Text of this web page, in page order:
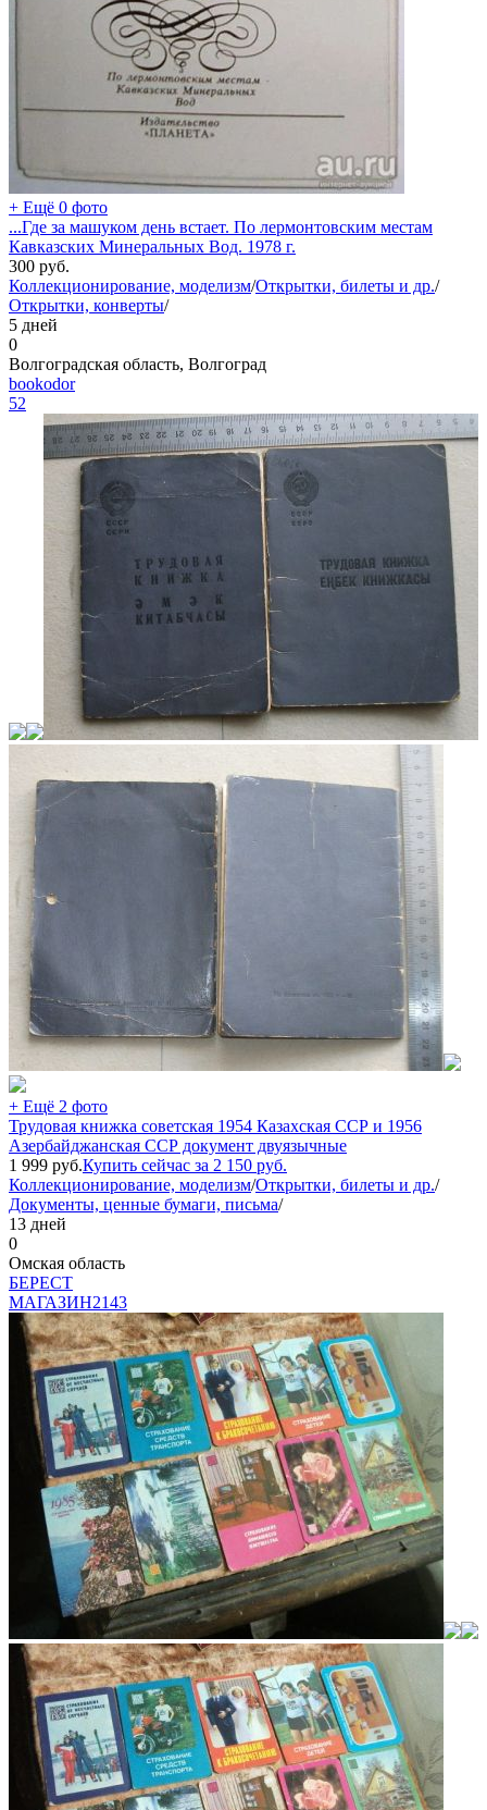
+ Ещё 0 фото
...Где за машуком день встает. По лермонтовским местам
Кавказских Минеральных Вод. 1978 г.
300 руб.
Коллекционирование, моделизм/Открытки, билеты и др./
Открытки, конверты/
5 дней
0
Волгоградская область, Волгоград
bookodor
52
+ Ещё 2 фото
Трудовая книжка советская 1954 Казахская ССР и 1956
Азербайджанская ССР документ двуязычные
1 999 руб.Купить сейчас за 2 150 руб.
Коллекционирование, моделизм/Открытки, билеты и др./
Документы, ценные бумаги, письма/
13 дней
0
Омская область
БEPECT
МАГАЗИН2143